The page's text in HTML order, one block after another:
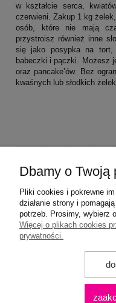
w kształcie serca,
czerwieni. Zakup 1 kg
osób, które nie mają
przystroisz również inne
się jako posypka na tort,
babeczki i pączki. Możesz
oraz pancake’ów. Bez
kwaśnych lub słodkich żelek.
Dbamy o Twoją
Pliki cookies i pokrewne
działanie strony i
potrzeb. Prosimy, wybierz
Więcej o plikach cookies
prywatności.